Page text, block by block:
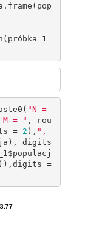
"N =
= " , rou
= 2 ), ",
digits
a)/sqrt(length(próbka_1$populacja)),digits =